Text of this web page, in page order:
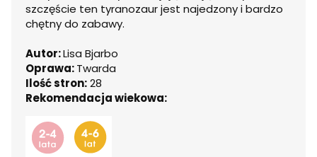
szczęście ten tyranozaur jest najedzony i bardzo
chętny do zabawy.
Autor:Lisa Bjarbo
Oprawa:Twarda
Ilość stron:28
Rekomendacja wiekowa: